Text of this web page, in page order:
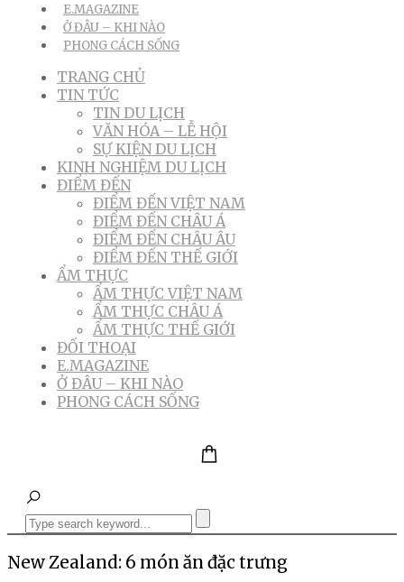
E.MAGAZINE
Ở ĐÂU – KHI NÀO
PHONG CÁCH SỐNG
TRANG CHỦ
TIN TỨC
TIN DU LỊCH
VĂN HÓA – LỄ HỘI
SỰ KIỆN DU LỊCH
KINH NGHIỆM DU LỊCH
ĐIỂM ĐẾN
ĐIỂM ĐẾN VIỆT NAM
ĐIỂM ĐẾN CHÂU Á
ĐIỂM ĐẾN CHÂU ÂU
ĐIỂM ĐẾN THẾ GIỚI
ẨM THỰC
ẨM THỰC VIỆT NAM
ẨM THỰC CHÂU Á
ẨM THỰC THẾ GIỚI
ĐỐI THOẠI
E.MAGAZINE
Ở ĐÂU – KHI NÀO
PHONG CÁCH SỐNG
New Zealand: 6 món ăn đặc trưng